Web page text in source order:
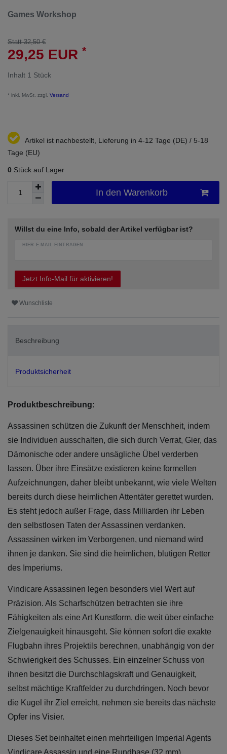
Games Workshop
Statt 32,50 €
29,25 EUR *
Inhalt 1 Stück
* inkl. MwSt. zzgl. Versand
Artikel ist nachbestellt, Lieferung in 4-12 Tage (DE) / 5-18
Tage (EU)
0 Stück auf Lager
In den Warenkorb
Willst du eine Info, sobald der Artikel verfügbar ist?
HIER E-MAIL EINTRAGEN
Jetzt Info-Mail für aktivieren!
Wunschliste
Beschreibung
Produktsicherheit
Produktbeschreibung:
Assassinen schützen die Zukunft der Menschheit, indem
sie Individuen ausschalten, die sich durch Verrat, Gier, das
Dämonische oder andere unsägliche Übel verderben
lassen. Über ihre Einsätze existieren keine formellen
Aufzeichnungen, daher bleibt unbekannt, wie viele Welten
bereits durch diese heimlichen Attentäter gerettet wurden.
Es steht jedoch außer Frage, dass Milliarden ihr Leben
den selbstlosen Taten der Assassinen verdanken.
Assassinen wirken im Verborgenen, und niemand wird
ihnen je danken. Sie sind die heimlichen, blutigen Retter
des Imperiums.
Vindicare Assassinen legen besonders viel Wert auf
Präzision. Als Scharfschützen betrachten sie ihre
Fähigkeiten als eine Art Kunstform, die weit über einfache
Zielgenauigkeit hinausgeht. Sie können sofort die exakte
Flugbahn ihres Projektils berechnen, unabhängig von der
Schwierigkeit des Schusses. Ein einzelner Schuss von
ihnen besitzt die Durchschlagskraft und Genauigkeit,
selbst mächtige Kraftfelder zu durchdringen. Noch bevor
die Kugel ihr Ziel erreicht, nehmen sie bereits das nächste
Opfer ins Visier.
Dieses Set beinhaltet einen mehrteiligen Imperial Agents